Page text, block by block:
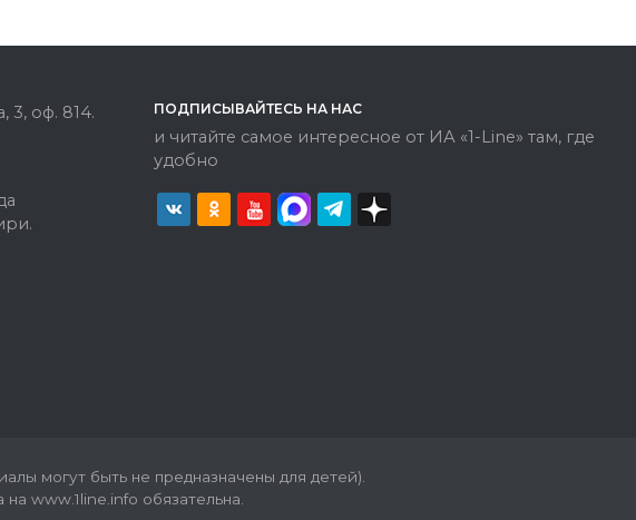
3, оф. 814.
ПОДПИСЫВАЙТЕСЬ НА НАС
и читайте самое интересное от ИА «1-Line» там, где
удобно
могут быть не предназначены для детей).
www.1line.info обязательна.